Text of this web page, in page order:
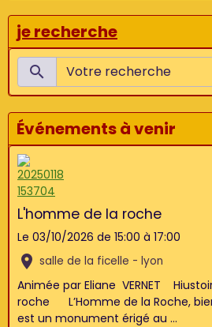
je recherche
Événements à venir
L'homme de la roche
Le 03/10/2026 de 15:00 à 17:00
salle de la ficelle - lyon
Animée par Eliane VERNET
roche L’Homme de la Roche,
est un monument érigé au ...